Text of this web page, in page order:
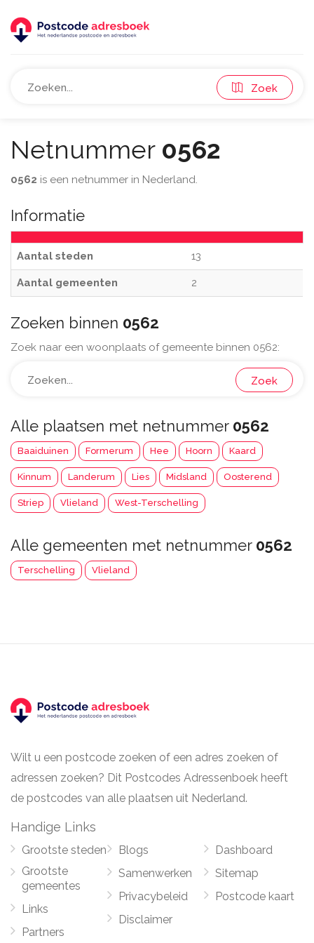
Zoek
Netnummer 0562
0562 is een netnummer in Nederland.
Informatie
Aantal steden 13
Aantal gemeenten 2
Zoeken binnen 0562
Zoek naar een woonplaats of gemeente binnen 0562:
Zoek
Alle plaatsen met netnummer 0562
Baaiduinen Formerum Hee Hoorn Kaard
Kinnum Landerum Lies Midsland Oosterend
Striep Vlieland West-Terschelling
Alle gemeenten met netnummer 0562
Terschelling Vlieland
Wilt u een postcode zoeken of een adres zoeken of
adressen zoeken? Dit Postcodes Adressenboek heeft
de postcodes van alle plaatsen uit Nederland.
Handige Links
Grootste steden
Grootste
gemeentes
Links
Partners
Blogs
Samenwerken
Privacybeleid
Disclaimer
Dashboard
Sitemap
Postcode kaart